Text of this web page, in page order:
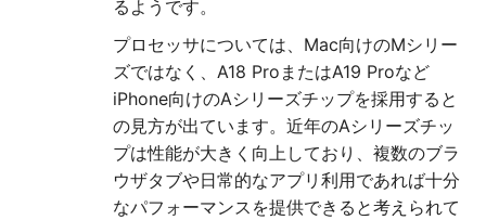
るようです。
プロセッサについては、Mac向けのMシリー
ズではなく、A18 ProまたはA19 Proなど
iPhone向けのAシリーズチップを採用すると
の見方が出ています。近年のAシリーズチッ
プは性能が大きく向上しており、複数のブラ
ウザタブや日常的なアプリ利用であれば十分
なパフォーマンスを提供できると考えられて